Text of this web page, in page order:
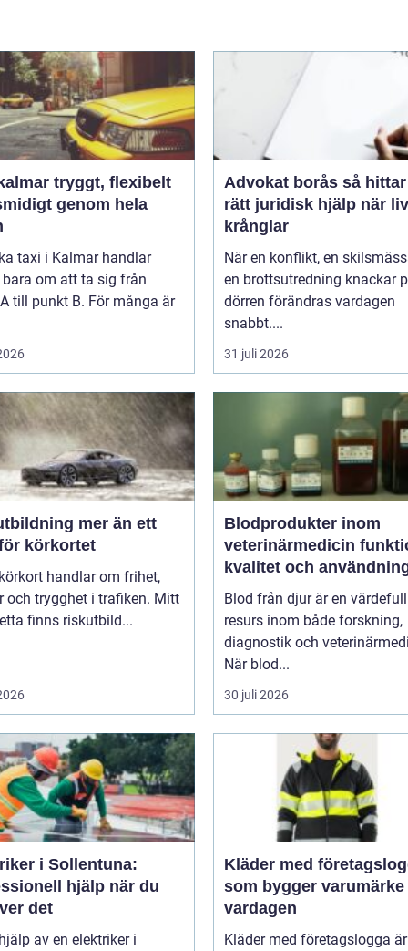
flexibelt
genom hela
taxi i Kalmar handlar
om att ta sig från
till punkt B. För många är
Advokat borås så hittar du
rätt juridisk hjälp när
krånglar
När en konflikt, en
en brottsutredning knackar
dörren förändras vardagen
snabbt....
31 juli 2026
mer än ett
körkortet
handlar om frihet,
och trygghet i trafiken. Mitt
finns riskutbild...
Blodprodukter inom
veterinärmedicin funktion,
kvalitet och
Blod från djur är en värdefull
resurs inom både forskning,
diagnostik och
När blod...
30 juli 2026
i Sollentuna:
hjälp när du
det
av en elektriker i
Kläder med
som bygger varumärke
vardagen
Kläder med företagslogga